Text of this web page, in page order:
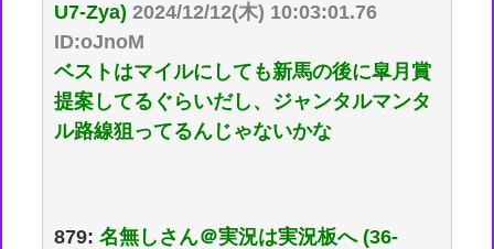
U7-Zya) 2024/12/12(木) 10:03:01.76
ID:oJnoM
ベストはマイルにしても新馬の後に皐月賞
提案してるぐらいだし、ジャンタルマンタ
ル路線狙ってるんじゃないかな
879:名無しさん＠実況は実況板へ (36-